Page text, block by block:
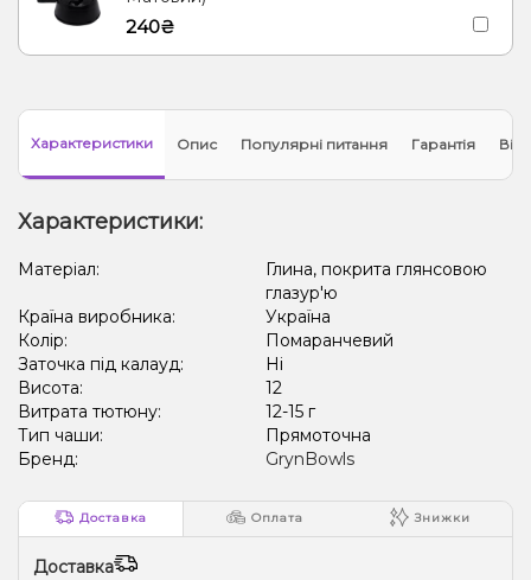
240₴
Характеристики Опис Популярні питання Гарантія
Характеристики:
Матеріал:
Глина, покрита глянсовою
глазур'ю
Країна виробника:
Україна
Колір:
Помаранчевий
Заточка під калауд:
Ні
Висота:
12
Витрата тютюну:
12-15 г
Тип чаши:
Прямоточна
Бренд:
GrynBowls
Доставка Оплата Знижки
Доставка